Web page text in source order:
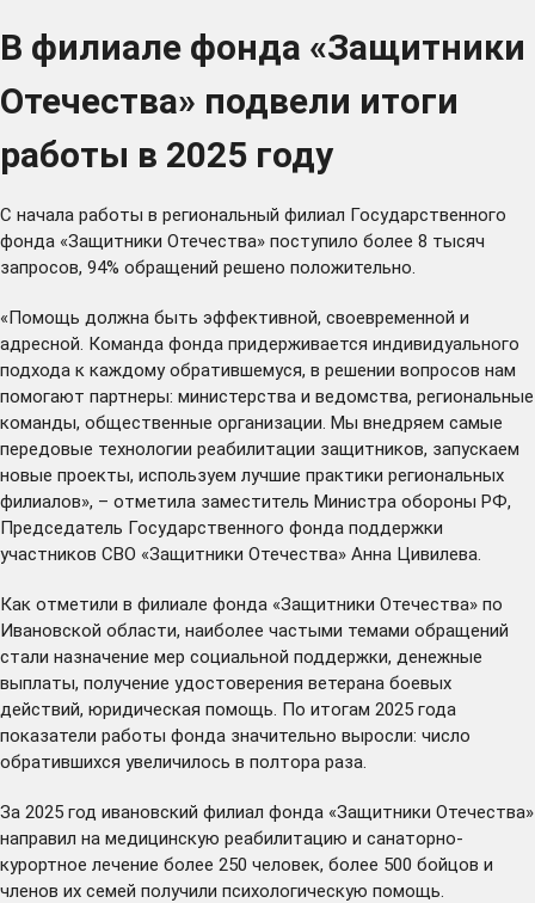
В филиале фонда «Защитники
Отечества» подвели итоги
работы в 2025 году
С начала работы в региональный филиал Государственного
фонда «Защитники Отечества» поступило более 8 тысяч
запросов, 94% обращений решено положительно.
«Помощь должна быть эффективной, своевременной и
адресной. Команда фонда придерживается индивидуального
подхода к каждому обратившемуся, в решении вопросов нам
помогают партнеры: министерства и ведомства, региональные
команды, общественные организации. Мы внедряем самые
передовые технологии реабилитации защитников, запускаем
новые проекты, используем лучшие практики региональных
филиалов», – отметила заместитель Министра обороны РФ,
Председатель Государственного фонда поддержки
участников СВО «Защитники Отечества» Анна Цивилева.
Как отметили в филиале фонда «Защитники Отечества» по
Ивановской области, наиболее частыми темами обращений
стали назначение мер социальной поддержки, денежные
выплаты, получение удостоверения ветерана боевых
действий, юридическая помощь. По итогам 2025 года
показатели работы фонда значительно выросли: число
обратившихся увеличилось в полтора раза.
За 2025 год ивановский филиал фонда «Защитники Отечества»
направил на медицинскую реабилитацию и санаторно-
курортное лечение более 250 человек, более 500 бойцов и
членов их семей получили психологическую помощь.